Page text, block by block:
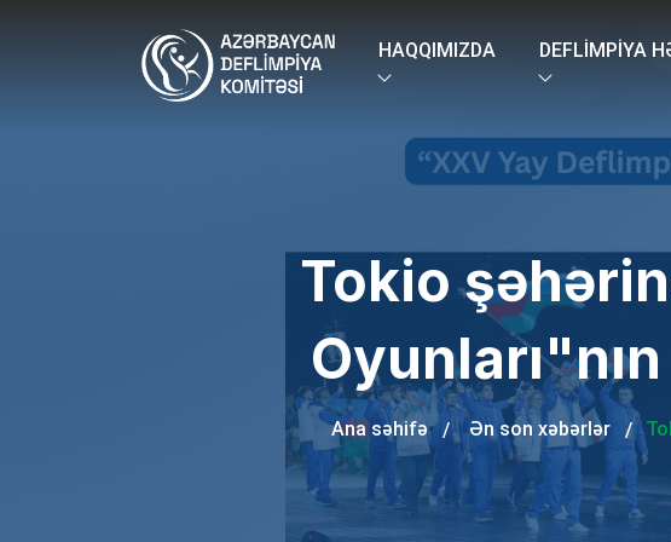
HAQQIMIZDA DEFLIMPIYA
Tokio
Ana səhifə Ən son xəbərlər